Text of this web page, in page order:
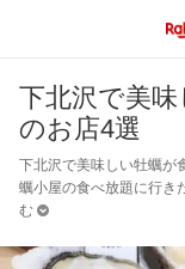
下北沢で美
のお店4選
下北沢で美味しい牡蠣が
蠣小屋の食べ放題に行き
む